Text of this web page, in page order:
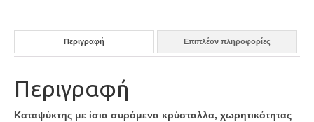
Περιγραφή Επιπλέον πληροφορίες
Περιγραφή
Καταψύκτης με ίσια συρόμενα κρύσταλλα, χωρητικότητας